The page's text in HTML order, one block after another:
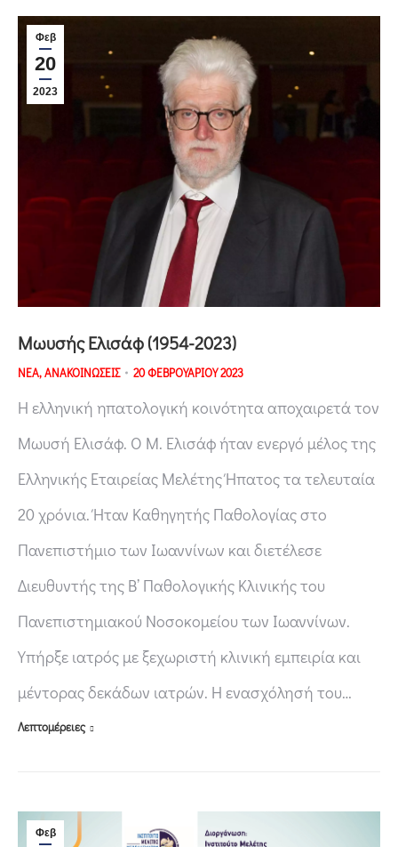
Φεβ
20
2023
Μωυσής Ελισάφ (1954-2023)
ΝΕΑ,ΑΝΑΚΟΙΝΩΣΕΙΣ 20 ΦΕΒΡΟΥΑΡΙΟΥ 2023
Η ελληνική ηπατολογική κοινότητα αποχαιρετά τον
Μωυσή Ελισάφ. Ο Μ. Ελισάφ ήταν ενεργό μέλος της
Ελληνικής Εταιρείας Μελέτης Ήπατος τα τελευταία
20 χρόνια. Ήταν Καθηγητής Παθολογίας στο
Πανεπιστήμιο των Ιωαννίνων και διετέλεσε
Διευθυντής της Β’ Παθολογικής Κλινικής του
Πανεπιστημιακού Νοσοκομείου των Ιωαννίνων.
Υπήρξε ιατρός με ξεχωριστή κλινική εμπειρία και
μέντορας δεκάδων ιατρών. Η ενασχόλησή του…
Λεπτομέρειες
Φεβ